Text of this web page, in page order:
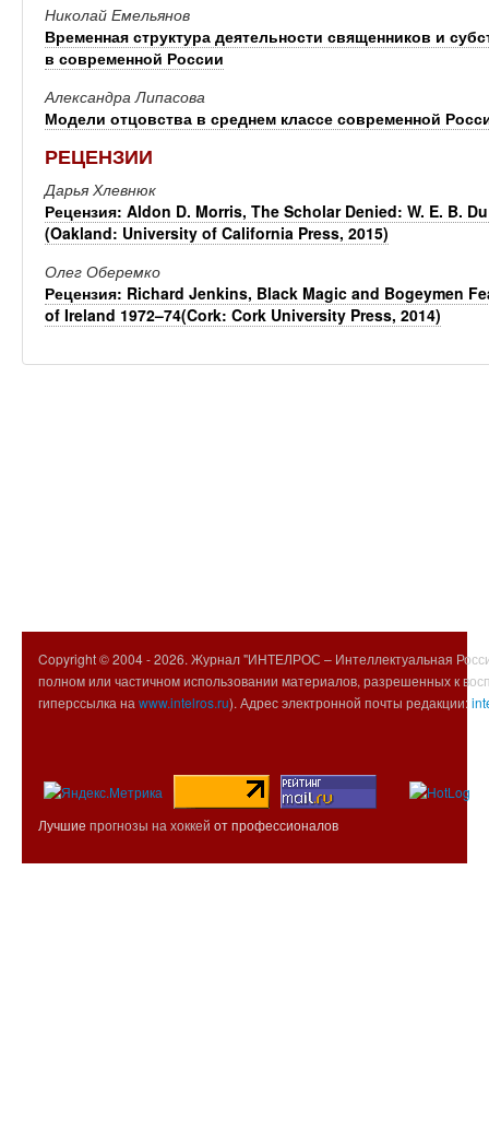
Николай Емельянов
Временная структура деятельности священников и
в современной России
Александра Липасова
Модели отцовства в среднем классе современной
РЕЦЕНЗИИ
Дарья Хлевнюк
Рецензия: Aldon D. Morris, The Scholar Denied: W. E. B.
(Oakland: University of California Press, 2015)
Олег Оберемко
Рецензия: Richard Jenkins, Black Magic and Bogeymen
of Ireland 1972–74(Cork: Cork University Press, 2014)
Copyright © 2004 -2026. Журнал "ИНТЕЛРОС – Интеллектуальная
полном или частичном использовании материалов, разрешенных к
гиперссылка на www.intelros.ru). Адрес электронной почты редакции:
Лучшие прогнозы на хоккей от профессионалов